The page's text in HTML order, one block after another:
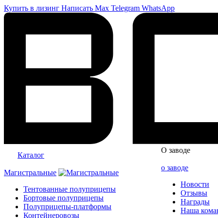
Купить в лизинг Написать Max Telegram WhatsApp
Каталог
Магистральные
Тентованные полуприцепы
Бортовые полуприцепы
Полуприцепы-платформы
Контейнеровозы
О заводе
о заводе
Новости
Отзывы
Награды
Наша